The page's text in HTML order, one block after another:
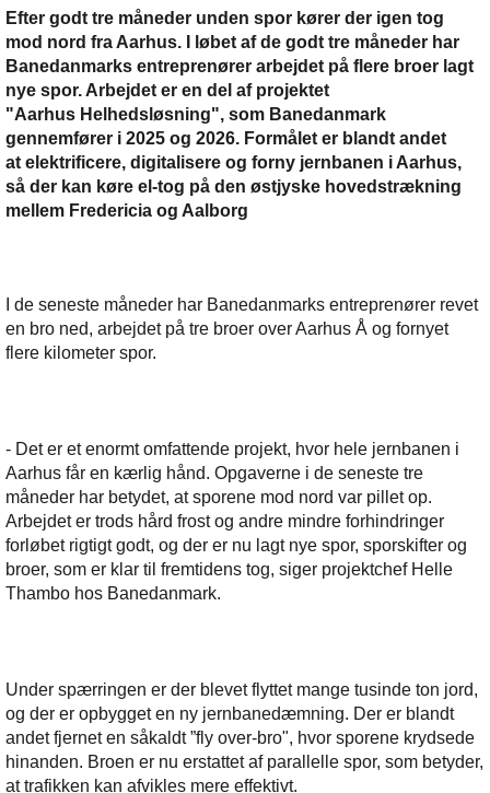
Efter godt tre måneder unden spor kører der igen tog
mod nord fra Aarhus. I løbet af de godt tre måneder har
Banedanmarks entreprenører arbejdet på flere broer lagt
nye spor. Arbejdet er en del af projektet
"Aarhus Helhedsløsning", som Banedanmark
gennemfører i 2025 og 2026. Formålet er blandt andet
at elektrificere, digitalisere og forny jernbanen i Aarhus,
så der kan køre el-tog på den østjyske hovedstrækning
mellem Fredericia og Aalborg
I de seneste måneder har Banedanmarks entreprenører revet
en bro ned, arbejdet på tre broer over Aarhus Å og fornyet
flere kilometer spor.
- Det er et enormt omfattende projekt, hvor hele jernbanen i
Aarhus får en kærlig hånd. Opgaverne i de seneste tre
måneder har betydet, at sporene mod nord var pillet op.
Arbejdet er trods hård frost og andre mindre forhindringer
forløbet rigtigt godt, og der er nu lagt nye spor, sporskifter og
broer, som er klar til fremtidens tog, siger projektchef Helle
Thambo hos Banedanmark.
Under spærringen er der blevet flyttet mange tusinde ton jord,
og der er opbygget en ny jernbanedæmning. Der er blandt
andet fjernet en såkaldt ”fly over-bro", hvor sporene krydsede
hinanden. Broen er nu erstattet af parallelle spor, som betyder,
at trafikken kan afvikles mere effektivt.